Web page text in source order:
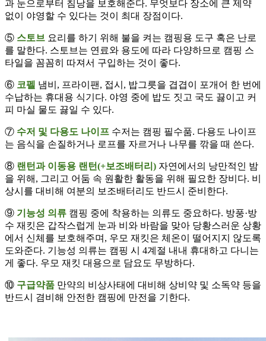
과 눈으로부터 침낭을 보호해준다. 무엇보다 장소에 큰 제약
없이 야영할 수 있다는 것이 최대 장점이다.
⑤ 스토브 요리를 하기 위해 불을 켜는 캠핑용 도구 혹은 난로
를 말한다. 스토브는 연료와 용도에 따라 다양하므로 캠핑 스
타일을 꼼꼼히 따져서 구입하는 것이 좋다.
⑥ 코펠 냄비, 프라이팬, 접시, 밥그릇을 겹겹이 포개어 한 번에
수납하는 휴대용 식기다. 야영 중에 밥도 짓고 국도 끓이고 커
피 마실 물도 끓일 수 있다.
⑦ 수저 및 다용도 나이프 수저는 캠핑 필수품. 다용도 나이프
는 음식을 손질하거나 로프를 자르거나 나무를 깎을 때 쓴다.
⑧ 랜턴과 이동용 랜턴(+보조배터리) 자연에서의 낭만적인 밤
을 위해, 그리고 어둠 속 원활한 활동을 위해 필요한 장비다. 비
상시를 대비해 여분의 보조배터리도 반드시 준비한다.
⑨ 기능성 의류 캠핑 중에 착용하는 의류도 중요하다. 방풍·방
수 재킷은 갑작스럽게 눈과 비와 바람을 맞아 당황스러운 상황
에서 신체를 보호해주며, 우모 재킷은 체온이 떨어지지 않도록
도와준다. 기능성 의류는 캠핑 시 4계절 내내 휴대하고 다니는
게 좋다. 우모 재킷 대용으로 담요도 무방하다.
⑩ 구급약품 만약의 비상사태에 대비해 상비약 및 소독약 등을
반드시 겸비해 안전한 캠핑에 만전을 기한다.